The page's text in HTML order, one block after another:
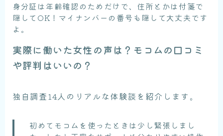
身分証は年齢確認のためだけで、住所とかは付箋で
隠してOK！マイナンバーの番号も隠して大丈夫です
よ。
実際に働いた女性の声は？モコムの口コミ
や評判はいいの？
独自調査14人のリアルな体験談を紹介します。
初めてモコムを使ったときは少し緊張しまし